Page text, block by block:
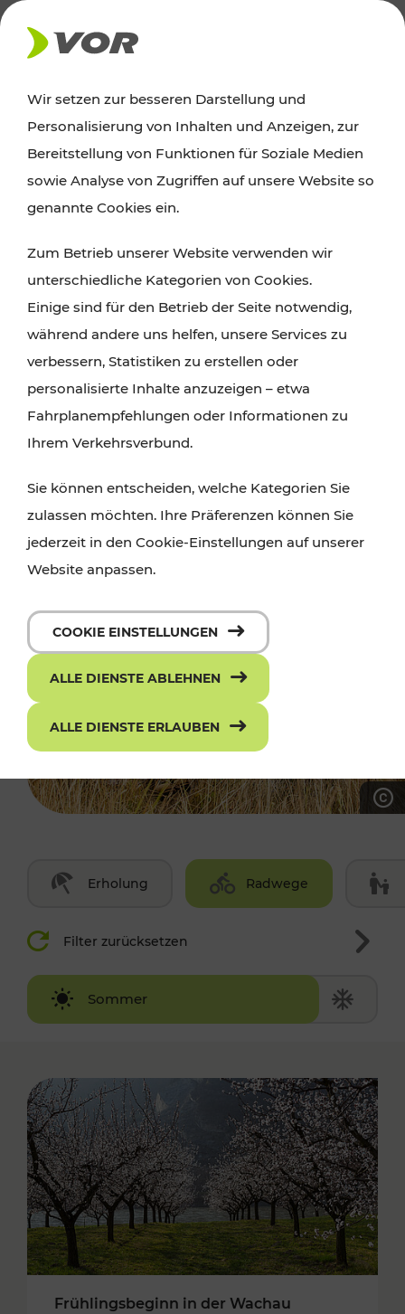
AKTUELLES
Ausflugstipps
Wien, Niederösterreich und das Burgenland
Wanderungen, Kultur und Gastronomie,
Radtouren oder purer Naturgenuss – viele
Attraktionen sind mit den Ticket- und Fahrplan-
Angeboten des VOR gut und schnell erreichbar.
Erholung Radwege
Filter zurücksetzen
Sommer
Winter
Frühlingsbeginn in der Wachau
Wir setzen zur besseren Darstellung und
Personalisierung von Inhalten und Anzeigen, zur
Bereitstellung von Funktionen für Soziale Medien
sowie Analyse von Zugriffen auf unsere Website so
genannte Cookies ein.
Zum Betrieb unserer Website verwenden wir
unterschiedliche Kategorien von Cookies.
Einige sind für den Betrieb der Seite notwendig,
während andere uns helfen, unsere Services zu
verbessern, Statistiken zu erstellen oder
personalisierte Inhalte anzuzeigen – etwa
Fahrplanempfehlungen oder Informationen zu
Ihrem Verkehrsverbund.
Sie können entscheiden, welche Kategorien Sie
zulassen möchten. Ihre Präferenzen können Sie
jederzeit in den Cookie-Einstellungen auf unserer
Website anpassen.
COOKIE EINSTELLUNGEN
ALLE DIENSTE ABLEHNEN
ALLE DIENSTE ERLAUBEN